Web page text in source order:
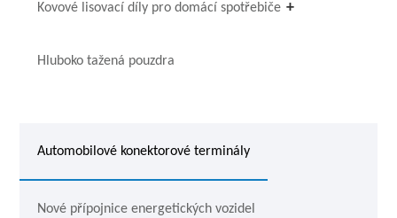
Kovové lisovací díly pro domácí spotřebiče
Hluboko tažená pouzdra
Automobilové konektorové terminály
Nové přípojnice energetických vozidel